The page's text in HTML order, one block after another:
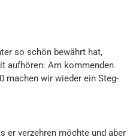
so schön bewährt hat,
aufhören: Am kommenden
machen wir wieder ein Steg-
er verzehren möchte und aber